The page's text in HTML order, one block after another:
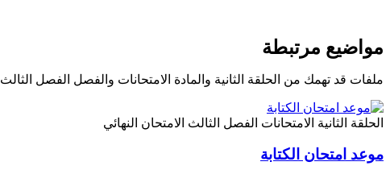
مواضيع مرتبطة
ملفات قد تهمك من الحلقة الثانية والمادة الامتحانات والفصل الفصل الثالث
الحلقة الثانية الامتحانات الفصل الثالث الامتحان النهائي
موعد امتحان الكتابة